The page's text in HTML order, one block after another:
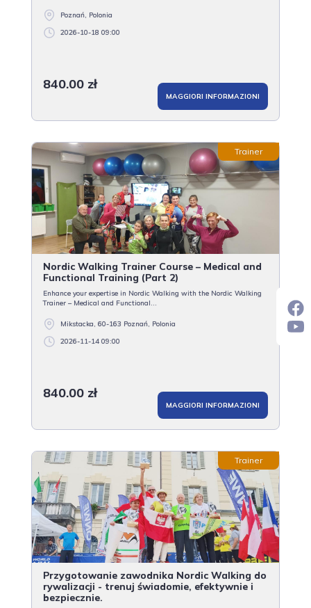
Poznań, Polonia
2026-10-18 09:00
840.00 zł
MAGGIORI INFORMAZIONI
Trainer
Nordic Walking Trainer Course – Medical and
Functional Training (Part 2)
Enhance your expertise in Nordic Walking with the Nordic Walking
Trainer – Medical and Functional...
Mikstacka, 60-163 Poznań, Polonia
2026-11-14 09:00
840.00 zł
MAGGIORI INFORMAZIONI
Trainer
Przygotowanie zawodnika Nordic Walking do
rywalizacji - trenuj świadomie, efektywnie i
bezpiecznie.